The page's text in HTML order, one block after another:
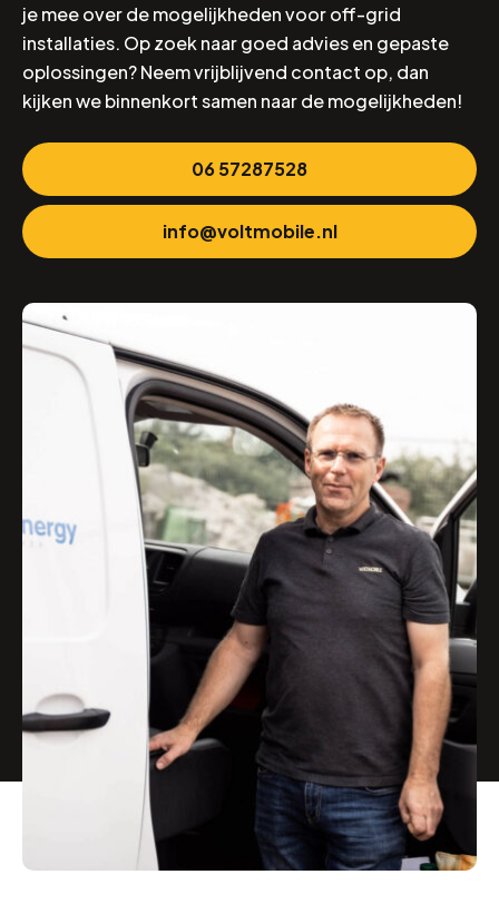
je mee over de mogelijkheden voor off-grid
installaties. Op zoek naar goed advies en gepaste
oplossingen? Neem vrijblijvend contact op, dan
kijken we binnenkort samen naar de mogelijkheden!
06 57287528
info@voltmobile.nl